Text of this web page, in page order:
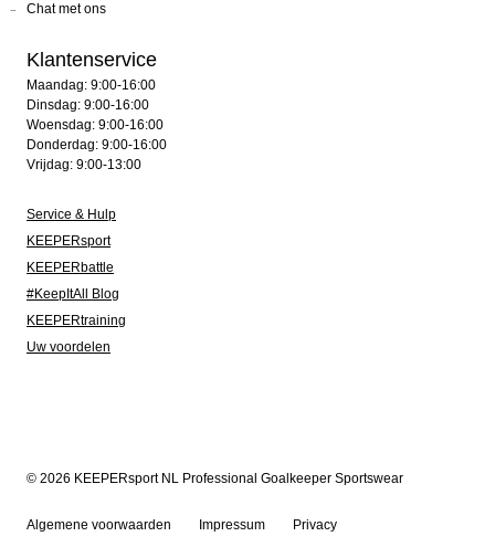
Chat met ons
Klantenservice
Maandag: 9:00-16:00
Dinsdag: 9:00-16:00
Woensdag: 9:00-16:00
Donderdag: 9:00-16:00
Vrijdag: 9:00-13:00
Service & Hulp
KEEPERsport
KEEPERbattle
#KeepItAll Blog
KEEPERtraining
Uw voordelen
© 2026 KEEPERsport NL Professional Goalkeeper Sportswear
Algemene voorwaarden Impressum Privacy